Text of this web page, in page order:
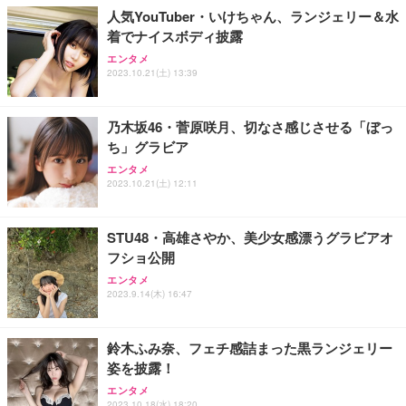
務用 おしゃれ パソコンチェア (ホワイト)
ANDWINT オフィスチェア デスクチェア 肘なし メ
ッシュ 通気性 ランバーサポート付き 腰サポート ガ
ス圧無段階昇降 360度回転 キャスター付き コンパク
【MiniLED/24.5inch/280Hz/FHD】GRAPHT THE S
HOOTER Gaming Monitor 24” Essential ゲーミン
グモニター QD 24.5インチ 1ms FHD 量子ドット 残
アイリスオーヤマ ペットシーツ 超厚型 お徳用 レギ
ュラー 200枚入【Amazon.co.jp限定】
人気YouTuber・いけちゃん、ランジェリー＆水
着でナイスボディ披露
エンタメ
2023.10.21(土) 13:39
乃木坂46・菅原咲月、切なさ感じさせる「ぼっ
ち」グラビア
エンタメ
2023.10.21(土) 12:11
STU48・高雄さやか、美少女感漂うグラビアオ
フショ公開
エンタメ
2023.9.14(木) 16:47
鈴木ふみ奈、フェチ感詰まった黒ランジェリー
姿を披露！
エンタメ